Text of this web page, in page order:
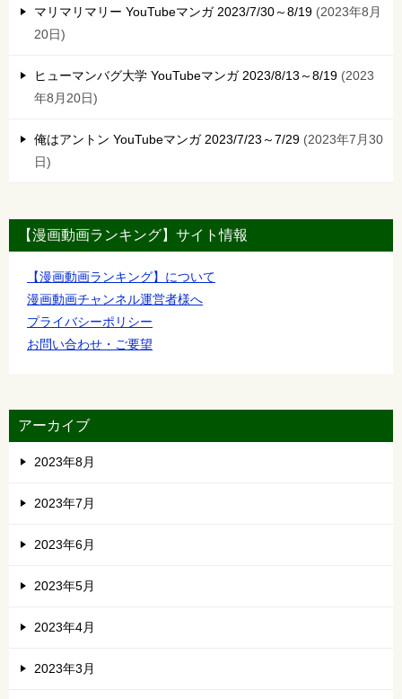
マリマリマリー YouTubeマンガ 2023/7/30～8/19
2023年8月
20日
ヒューマンバグ大学 YouTubeマンガ 2023/8/13～8/19
2023
年8月20日
俺はアントン YouTubeマンガ 2023/7/23～7/29
2023年7月30
日
【漫画動画ランキング】サイト情報
【漫画動画ランキング】について
漫画動画チャンネル運営者様へ
プライバシーポリシー
お問い合わせ・ご要望
アーカイブ
2023年8月
2023年7月
2023年6月
2023年5月
2023年4月
2023年3月